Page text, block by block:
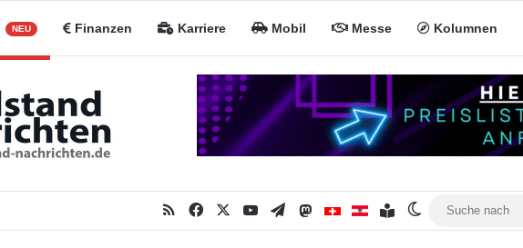
NEU Finanzen Karriere Mobil Messe Kolumnen
RSS Facebook YouTubeTelegramMastodonMiNa CHMiNa ATInhaltsverzeichnis
Skin umschalten